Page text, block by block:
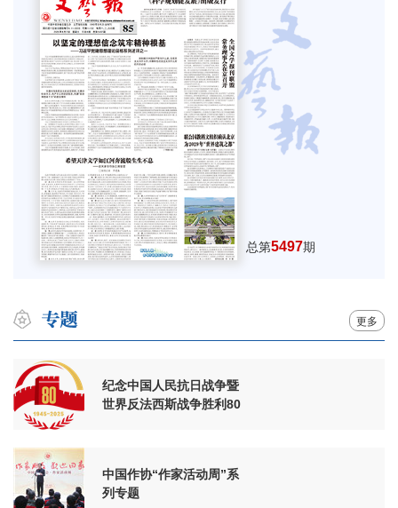
总第5497期
更多
纪念中国人民抗日战争暨
世界反法西斯战争胜利80
中国作协“作家活动周”系
列专题